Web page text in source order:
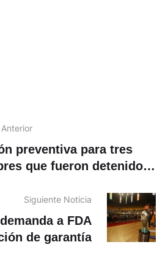
preventiva para tres
que fueron detenidos
Siguiente Noticia
a FDA
de garantía